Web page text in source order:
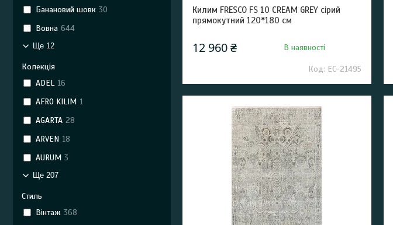
Килим FRESCO FS 10 CREAM GREY сірий
прямокутний 120*180 см
12 960 ₴ В наявності
EC-21495
Банановий шовк 30
Вовна 644
Ще 12
Колекція
ADEL 16
AFRO KILIM 1
AGARTA 28
ARVEN 18
AURUM 3
Ще 207
Стиль
Вінтаж 368